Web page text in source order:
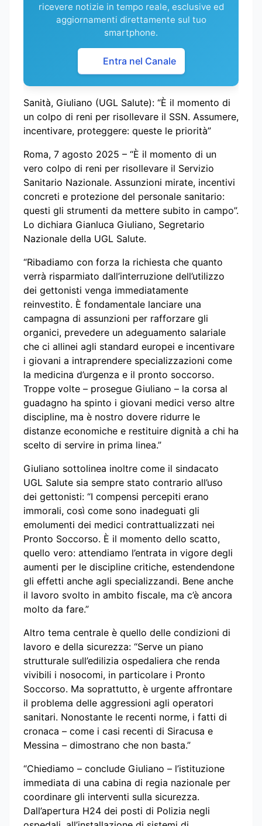
ricevere notizie in tempo reale, esclusive ed
aggiornamenti direttamente sul tuo
smartphone.
Entra nel Canale
Sanità, Giuliano (UGL Salute): “È il momento di
un colpo di reni per risollevare il SSN. Assumere,
incentivare, proteggere: queste le priorità”
Roma, 7 agosto 2025 – “È il momento di un
vero colpo di reni per risollevare il Servizio
Sanitario Nazionale. Assunzioni mirate, incentivi
concreti e protezione del personale sanitario:
questi gli strumenti da mettere subito in campo”.
Lo dichiara Gianluca Giuliano, Segretario
Nazionale della UGL Salute.
“Ribadiamo con forza la richiesta che quanto
verrà risparmiato dall’interruzione dell’utilizzo
dei gettonisti venga immediatamente
reinvestito. È fondamentale lanciare una
campagna di assunzioni per rafforzare gli
organici, prevedere un adeguamento salariale
che ci allinei agli standard europei e incentivare
i giovani a intraprendere specializzazioni come
la medicina d’urgenza e il pronto soccorso.
Troppe volte – prosegue Giuliano – la corsa al
guadagno ha spinto i giovani medici verso altre
discipline, ma è nostro dovere ridurre le
distanze economiche e restituire dignità a chi ha
scelto di servire in prima linea.”
Giuliano sottolinea inoltre come il sindacato
UGL Salute sia sempre stato contrario all’uso
dei gettonisti: “I compensi percepiti erano
immorali, così come sono inadeguati gli
emolumenti dei medici contrattualizzati nei
Pronto Soccorso. È il momento dello scatto,
quello vero: attendiamo l’entrata in vigore degli
aumenti per le discipline critiche, estendendone
gli effetti anche agli specializzandi. Bene anche
il lavoro svolto in ambito fiscale, ma c’è ancora
molto da fare.”
Altro tema centrale è quello delle condizioni di
lavoro e della sicurezza: “Serve un piano
strutturale sull’edilizia ospedaliera che renda
vivibili i nosocomi, in particolare i Pronto
Soccorso. Ma soprattutto, è urgente affrontare
il problema delle aggressioni agli operatori
sanitari. Nonostante le recenti norme, i fatti di
cronaca – come i casi recenti di Siracusa e
Messina – dimostrano che non basta.”
“Chiediamo – conclude Giuliano – l’istituzione
immediata di una cabina di regia nazionale per
coordinare gli interventi sulla sicurezza.
Dall’apertura H24 dei posti di Polizia negli